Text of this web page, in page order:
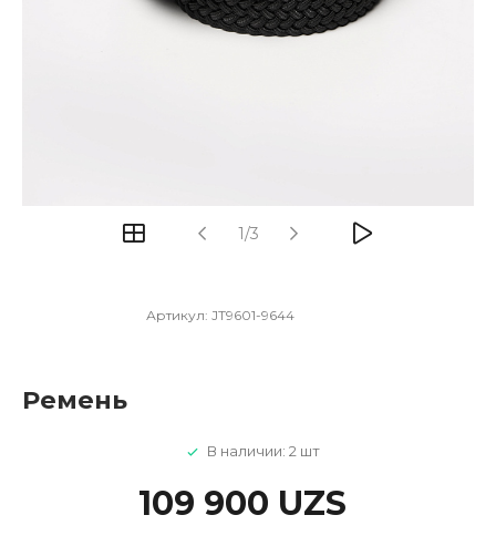
1/3
Артикул: JT9601-9644
Ремень
В наличии: 2 шт
109 900 UZS